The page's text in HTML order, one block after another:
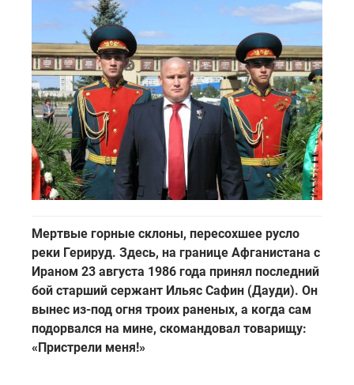
Мертвые горные склоны, пересохшее русло
реки Герируд. Здесь, на границе Афганистана с
Ираном 23 августа 1986 года принял последний
бой старший сержант Ильяс Сафин (Дауди). Он
вынес из-под огня троих раненых, а когда сам
подорвался на мине, скомандовал товарищу:
«Пристрели меня!»